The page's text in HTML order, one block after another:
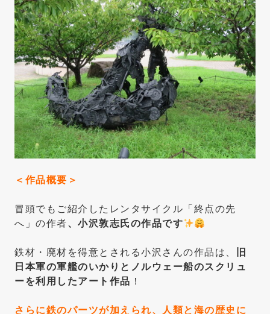
＜作品概要＞
冒頭でもご紹介したレンタサイクル「終点の先
へ」の作者、小沢敦志氏の作品です
鉄材・廃材を得意とされる小沢さんの作品は、
旧
日本軍の軍艦のいかりとノルウェー船のスクリュ
ーを利用したアート作品 ！
さらに鉄のパーツが加えられ、人類と海の歴史に